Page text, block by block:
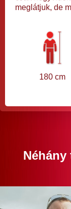
meglátjuk, de
180 cm